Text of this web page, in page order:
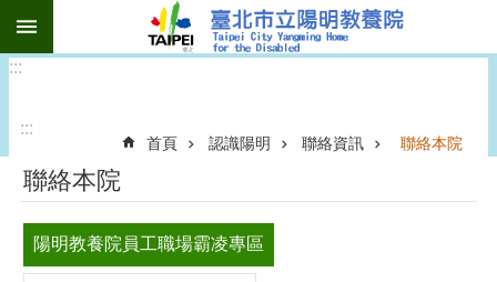
跳到主要內容區塊
:::
:::
首頁 認識陽明 聯絡資訊 聯絡本院
聯絡本院
陽明教養院員工職場霸凌專區